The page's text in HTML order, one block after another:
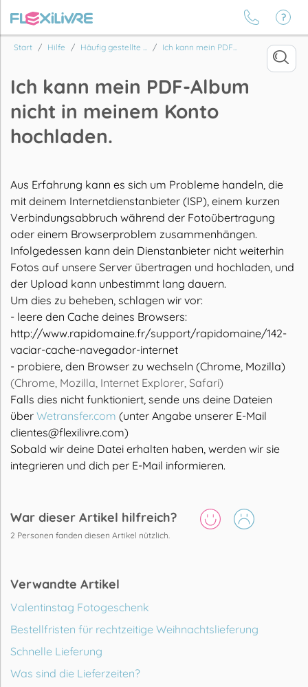
Start Hilfe Häufig gestellte ... Ich kann mein PDF...
Ich kann mein PDF-Album
nicht in meinem Konto
hochladen.
Aus Erfahrung kann es sich um Probleme handeln, die
mit deinem Internetdienstanbieter (ISP), einem kurzen
Verbindungsabbruch während der Fotoübertragung
oder einem Browserproblem zusammenhängen.
Infolgedessen kann dein Dienstanbieter nicht weiterhin
Fotos auf unsere Server übertragen und hochladen, und
der Upload kann unbestimmt lang dauern.
Um dies zu beheben, schlagen wir vor:
- leere den Cache deines Browsers:
http://www.rapidomaine.fr/support/rapidomaine/142-
vaciar-cache-navegador-internet
- probiere, den Browser zu wechseln (Chrome, Mozilla)
(Chrome, Mozilla, Internet Explorer, Safari)
Falls dies nicht funktioniert, sende uns deine Dateien
über Wetransfer.com (unter Angabe unserer E-Mail
clientes@flexilivre.com)
Sobald wir deine Datei erhalten haben, werden wir sie
integrieren und dich per E-Mail informieren.
War dieser Artikel hilfreich?
2 Personen fanden diesen Artikel nützlich.
Verwandte Artikel
Valentinstag Fotogeschenk
Bestellfristen für rechtzeitige Weihnachtslieferung
Schnelle Lieferung
Was sind die Lieferzeiten?